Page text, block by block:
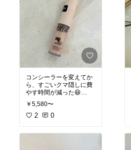
コンシーラーを変えてか
ら、すごいクマ隠しに費
やす時間が減った😆
#オリジナル写真
物メモ #旅行に便利
￥5,580〜
2 0